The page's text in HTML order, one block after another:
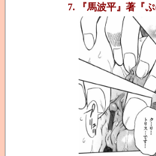
7. 『馬波平』著『